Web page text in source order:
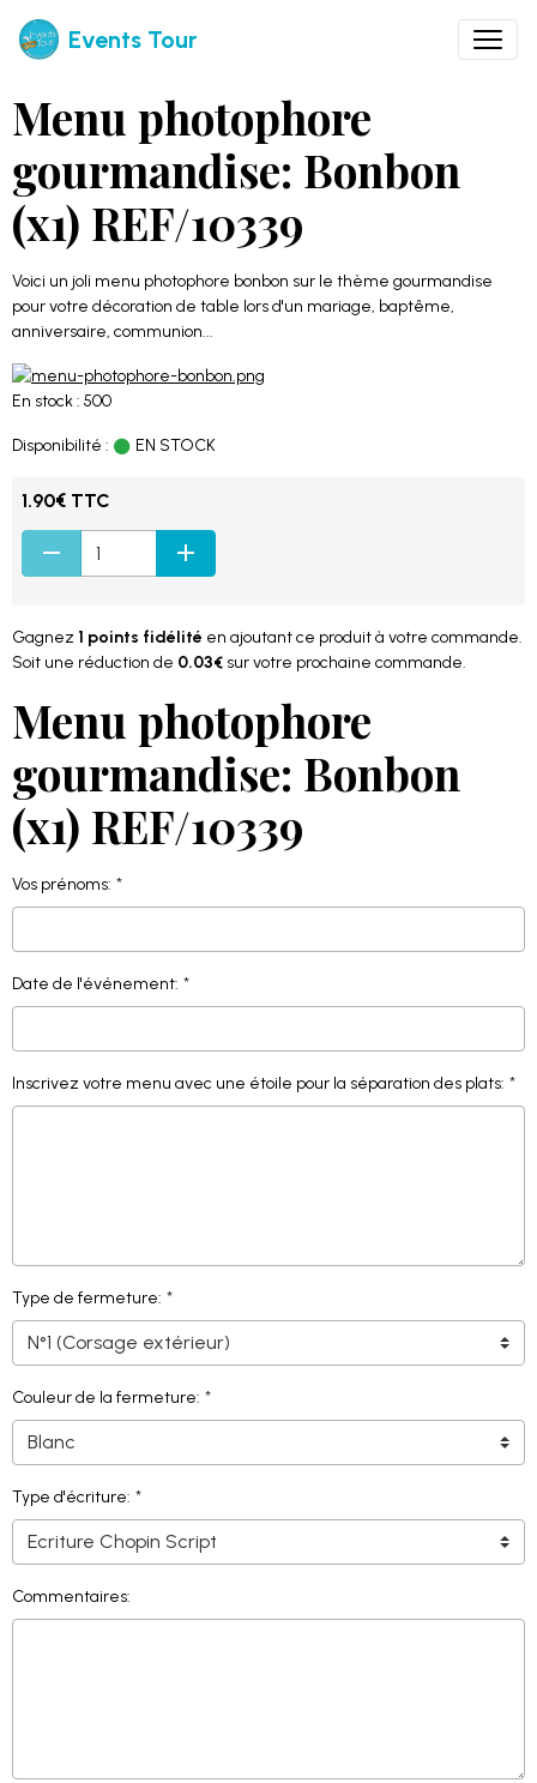
Events Tour
Menu photophore
gourmandise: Bonbon
(x1) REF/10339
Voici un joli menu photophore bonbon sur le thème gourmandise
pour votre décoration de table lors d'un mariage, baptême,
anniversaire, communion...
En stock : 500
Disponibilité : EN STOCK
1.90€ TTC
Gagnez 1 points fidélité en ajoutant ce produit à votre commande.
Soit une réduction de 0.03€ sur votre prochaine commande.
Menu photophore
gourmandise: Bonbon
(x1) REF/10339
Vos prénoms:
Date de l'événement:
Inscrivez votre menu avec une étoile pour la séparation des plats:
Type de fermeture:
Couleur de la fermeture:
Type d'écriture:
Commentaires: